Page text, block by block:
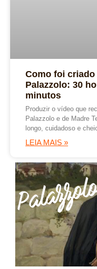
Como foi
Palazzolo: 30
minutos
Produzir o vídeo que
Palazzolo e de Madre
longo, cuidadoso e
LEIA MAIS »